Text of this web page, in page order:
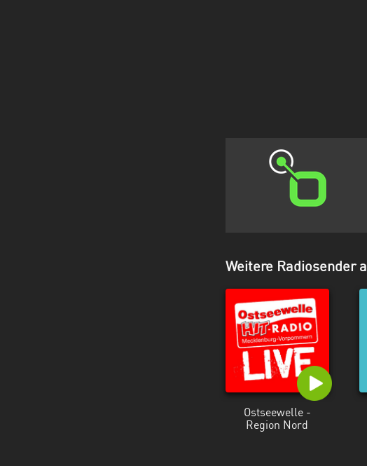
Weitere Radiosender
Ostseewelle -
Region Nord